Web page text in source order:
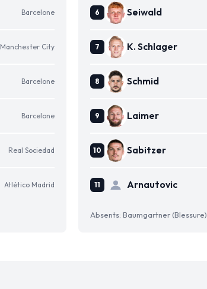
Barcelone
Manchester City
Barcelone
Barcelone
Real Sociedad
Atlético Madrid
Seiwald
K. Schlager
Schmid
Laimer
Sabitzer
Arnautovic
Absents: Baumgartner (Blessure)